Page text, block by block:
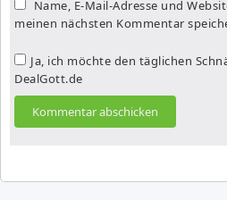
Name, E-Mail-Adresse und
meinen nächsten Kommentar
Ja, ich möchte den täglichen
DealGott.de